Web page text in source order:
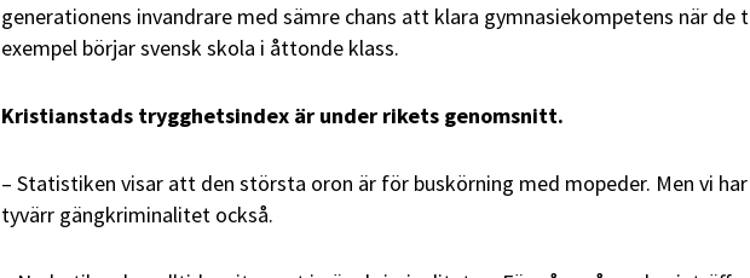
generationens invandrare med sämre chans att klara gymnasiekompetens när de
exempel börjar svensk skola i åttonde klass.
Kristianstads trygghetsindex är under rikets genomsnitt.
– Statistiken visar att den största oron är för buskörning med mopeder. Men vi har
tyvärr gängkriminalitet också.